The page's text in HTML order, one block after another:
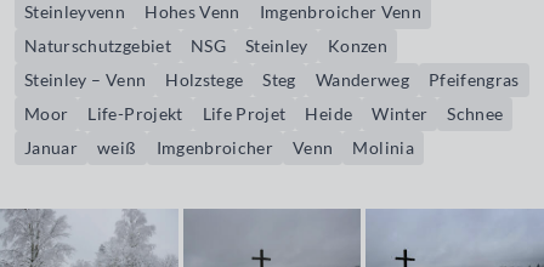
Steinleyvenn Hohes Venn
Imgenbroicher Venn
Naturschutzgebiet
NSG Steinley
Konzen
Steinley – Venn
Holzstege Steg Wanderweg
Pfeifengras
Moor
Life-Projekt Life Projet Heide Winter
Schnee
Januar
weiß Imgenbroicher Venn Molinia